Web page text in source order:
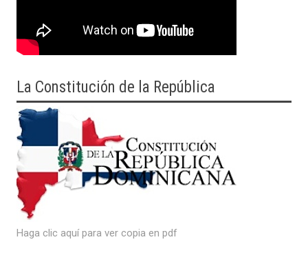
La Constitución de la República
Haga clic aquí para ver copia en pdf